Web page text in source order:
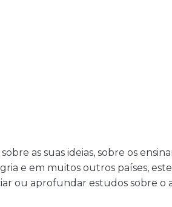
as suas ideias, sobre os
e em muitos outros países,
ou aprofundar estudos sobre o